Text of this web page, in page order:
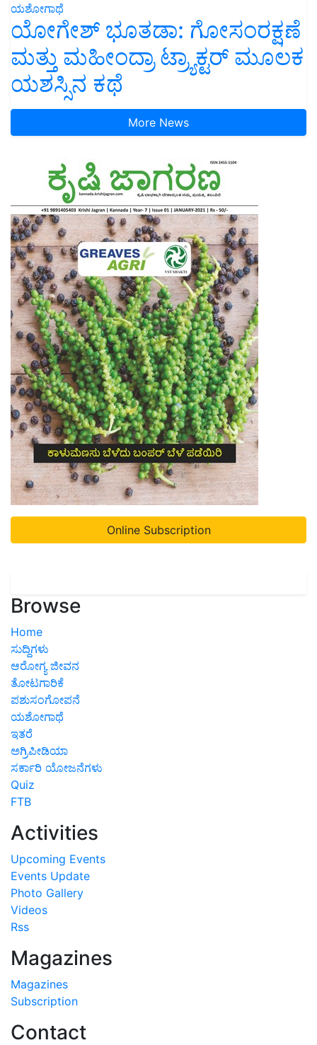
ಯಶೋಗಾಥೆ
ಯೋಗೇಶ್ ಭೂತಡಾ: ಗೋಸಂರಕ್ಷಣೆ
ಮತ್ತು ಮಹೀಂದ್ರಾ ಟ್ರ್ಯಾಕ್ಟರ್ ಮೂಲಕ
ಯಶಸ್ಸಿನ ಕಥೆ
More News
Online Subscription
Browse
Home
ಸುದ್ದಿಗಳು
ಆರೋಗ್ಯ ಜೀವನ
ತೋಟಗಾರಿಕೆ
ಪಶುಸಂಗೋಪನೆ
ಯಶೋಗಾಥೆ
ಇತರೆ
ಅಗ್ರಿಪೀಡಿಯಾ
ಸರ್ಕಾರಿ ಯೋಜನೆಗಳು
Quiz
FTB
Activities
Upcoming Events
Events Update
Photo Gallery
Videos
Rss
Magazines
Magazines
Subscription
Contact